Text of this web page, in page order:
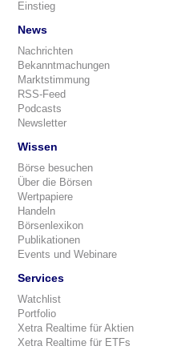
Einstieg
News
Nachrichten
Bekanntmachungen
Marktstimmung
RSS-Feed
Podcasts
Newsletter
Wissen
Börse besuchen
Über die Börsen
Wertpapiere
Handeln
Börsenlexikon
Publikationen
Events und Webinare
Services
Watchlist
Portfolio
Xetra Realtime für Aktien
Xetra Realtime für ETFs